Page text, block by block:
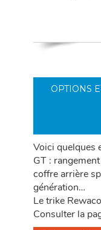
OPTIONS
Voici quelques
GT :
coffre arrière
génération…
Le trike
Consulter la